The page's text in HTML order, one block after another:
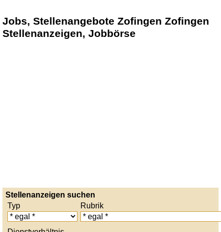
Jobs, Stellenangebote Zofingen Zofingen
Stellenanzeigen, Jobbörse
Stellenanzeigen suchen
Typ
Rubrik